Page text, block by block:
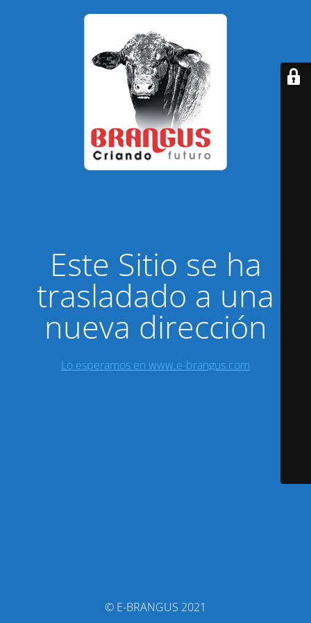
Este Sitio se ha
trasladado a una
nueva dirección
Lo esperamos en www.e-brangus.com
© E-BRANGUS 2021